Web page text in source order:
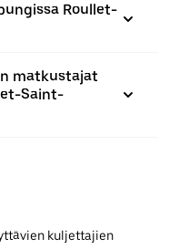
Roullet-
matkustajat
Saint-
kuljettajien